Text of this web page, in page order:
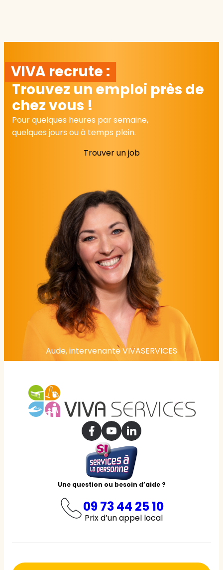
VIVA recrute :
Trouvez un emploi près de
chez vous !
Pour quelques heures par semaine,
quelques jours ou à temps plein.
Trouver un job
Aude, intervenante VIVASERVICES
Une question ou besoin d’aide ?
09 73 44 25 10
Prix d’un appel local